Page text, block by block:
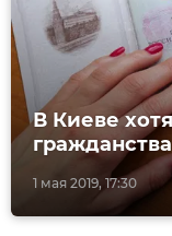
1 мая 2019, 17:30
В Киеве